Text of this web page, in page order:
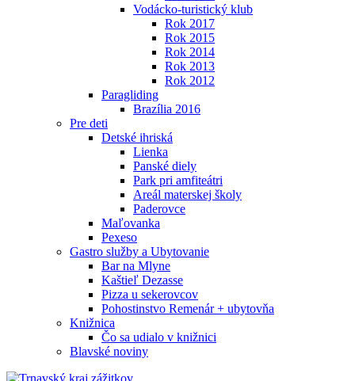
Vodácko-turistický klub
Rok 2017
Rok 2015
Rok 2014
Rok 2013
Rok 2012
Paragliding
Brazília 2016
Pre deti
Detské ihriská
Lienka
Panské diely
Park pri amfiteátri
Areál materskej školy
Paderovce
Maľovanka
Pexeso
Gastro služby a Ubytovanie
Bar na Mlyne
Kaštieľ Dezasse
Pizza u sekerovcov
Pohostinstvo Remenár + ubytovňa
Knižnica
Čo sa udialo v knižnici
Blavské noviny